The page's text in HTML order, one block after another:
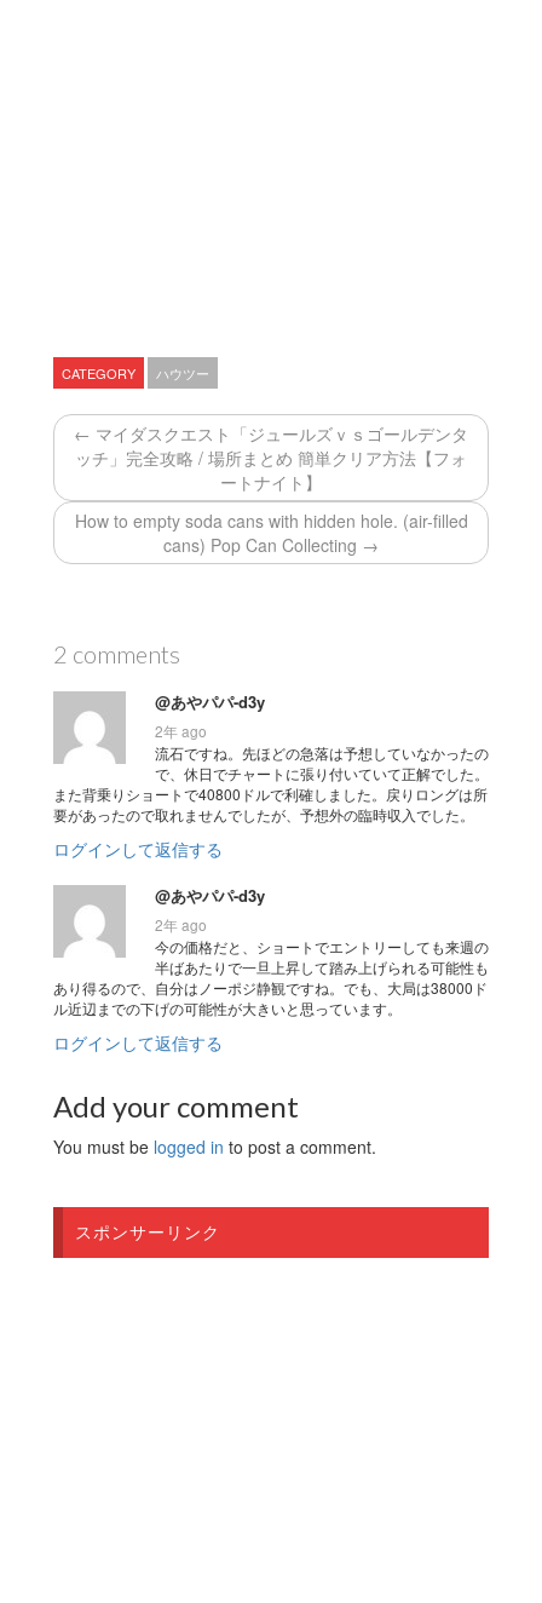
CATEGORY ハウツー
← マイダスクエスト「ジュールズｖｓゴールデンタ
ッチ」完全攻略 / 場所まとめ 簡単クリア方法【フォ
ートナイト】
How to empty soda cans with hidden hole. (air-filled
cans) Pop Can Collecting →
2 comments
@あやパパ-d3y
2年 ago
流石ですね。先ほどの急落は予想していなかったの
で、休日でチャートに張り付いていて正解でした。
また背乗りショートで40800ドルで利確しました。戻りロングは所
要があったので取れませんでしたが、予想外の臨時収入でした。
ログインして返信する
@あやパパ-d3y
2年 ago
今の価格だと、ショートでエントリーしても来週の
半ばあたりで一旦上昇して踏み上げられる可能性も
あり得るので、自分はノーポジ静観ですね。でも、大局は38000ド
ル近辺までの下げの可能性が大きいと思っています。
ログインして返信する
Add your comment
You must be logged in to post a comment.
スポンサーリンク